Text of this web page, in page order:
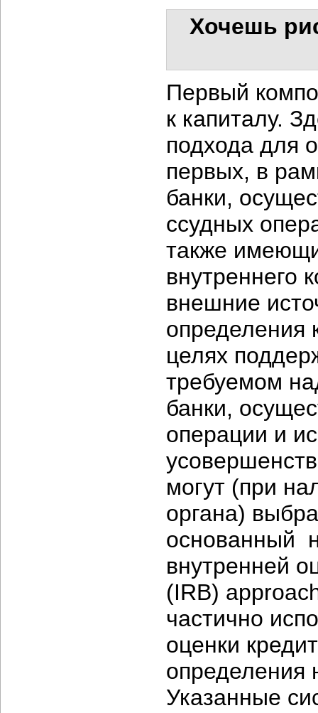
Хочешь
Первый
к капиталу.
подхода для
первых, в
банки,
ссудных
также
внутреннего
внешние
определения
целях
требуемом
банки,
операции и
могут (при
органа)
основанный
внутренней
(IRB)
частично
оценки
определения
Указанные